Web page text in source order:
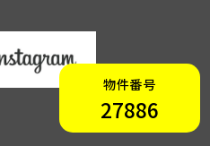
物件番号
27886